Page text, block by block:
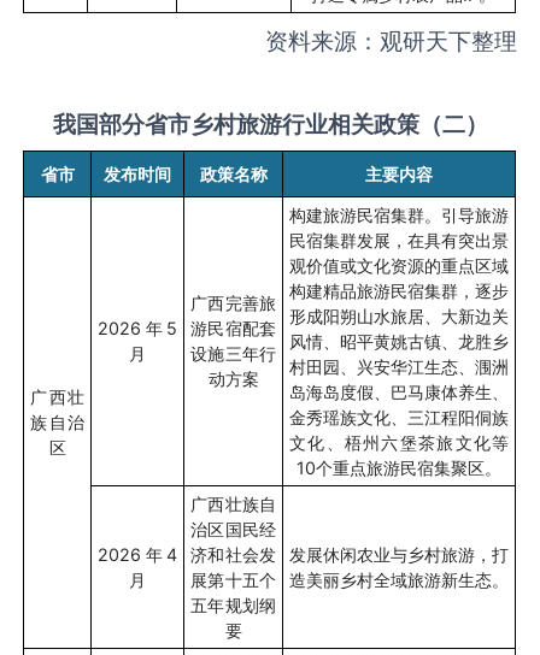
资料来源：观研天下整理
我国部分省市乡村旅游行业相关政策（二）
省市 发布时间 政策名称 主要内容
广西壮
族自治
区
2026 年 5
月
广西完善旅
游民宿配套
设施三年行
动方案
构建旅游民宿集群。引导旅游
民宿集群发展，在具有突出景
观价值或文化资源的重点区域
构建精品旅游民宿集群，逐步
形成阳朔山水旅居、大新边关
风情、昭平黄姚古镇、龙胜乡
村田园、兴安华江生态、涠洲
岛海岛度假、巴马康体养生、
金秀瑶族文化、三江程阳侗族
文化、梧州六堡茶旅文化等
10个重点旅游民宿集聚区。
2026 年4
月
广西壮族自
治区国民经
济和社会发
展第十五个
五年规划纲
要
发展休闲农业与乡村旅游，打
造美丽乡村全域旅游新生态。